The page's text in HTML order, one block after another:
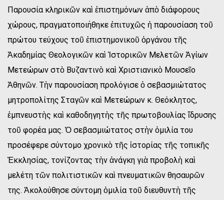
Παρουσία κληρικῶν καὶ ἐπιστημόνων ἀπὸ διάφορους
χώρους, πραγματοποιήθηκε ἐπιτυχῶς ἡ παρουσίαση τοῦ
πρώτου τεύχους τοῦ ἐπιστημονικοῦ ὀργάνου τῆς
Ἀκαδημίας Θεολογικῶν καὶ Ἱστορικῶν Μελετῶν Ἁγίων
Μετεώρων στὸ Βυζαντινὸ καὶ Χριστιανικὸ Μουσεῖο
Ἀθηνῶν. Τὴν παρουσίαση προλόγισε ὁ σεβασμιώτατος
μητροπολίτης Σταγῶν καὶ Μετεώρων κ. Θεόκλητος,
ἐμπνευστὴς καὶ καθοδηγητὴς τῆς πρωτοβουλίας ἵδρυσης
τοῦ φορέα μας. Ὁ σεβασμιώτατος στὴν ὁμιλία του
προσέφερε σύντομο χρονικὸ τῆς ἱστορίας τῆς τοπικῆς
Ἐκκλησίας, τονίζοντας τὴν ἀνάγκη γιὰ προβολὴ καὶ
μελέτη τῶν πολιτιστικῶν καὶ πνευματικῶν θησαυρῶν
της. Ἀκολούθησε σύντομη ὁμιλία τοῦ διευθυντὴ τῆς